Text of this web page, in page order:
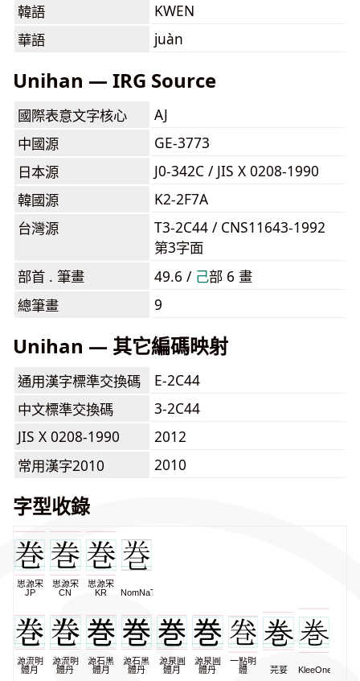
韓語
KWEN
華語
juàn
Unihan — IRG Source
國際表意文字核心
AJ
中國源
GE-3773
日本源
J0-342C / JIS X 0208-1990
韓國源
K2-2F7A
台灣源
T3-2C44 / CNS11643-1992
第3字面
部首 . 筆畫
49.6 / ⼰部 6 畫
總筆畫
9
Unihan — 其它編碼映射
通用漢字標準交換碼
E-2C44
中文標準交換碼
3-2C44
JIS X 0208-1990
2012
常用漢字2010
2010
字型收錄
思源宋
JP
思源宋
CN
思源宋
KR
NomNaTong
源流明
體月
源流明
體丹
源石黑
體月
源石黑
體丹
源泉圓
體月
源泉圓
體丹
一點明
體
芫荽 KleeOne